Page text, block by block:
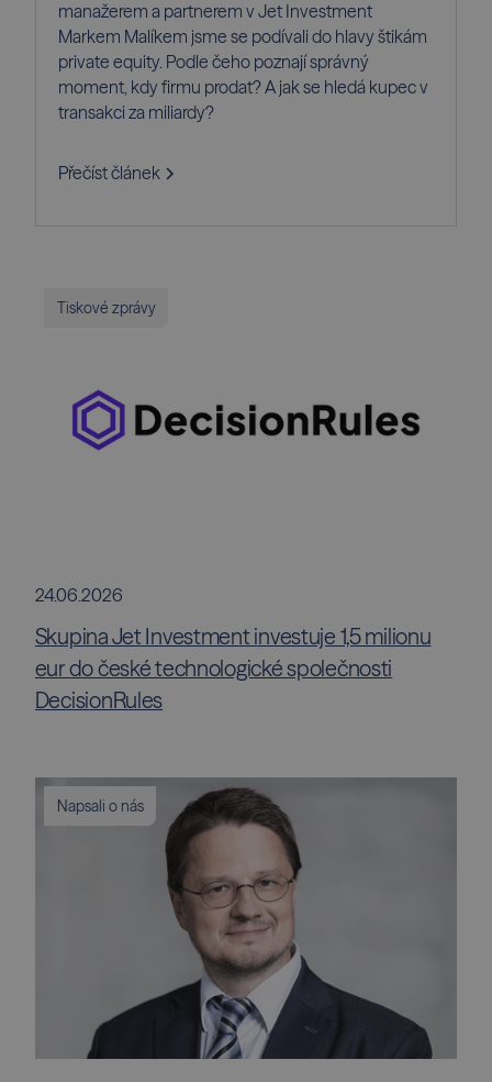
manažerem a partnerem v Jet Investment
Markem Malíkem jsme se podívali do hlavy štikám
private equity. Podle čeho poznají správný
moment, kdy firmu prodat? A jak se hledá kupec v
transakci za miliardy?
Přečíst článek
Tiskové zprávy
24.06.2026
Skupina Jet Investment investuje 1,5 milionu
eur do české technologické společnosti
DecisionRules
Napsali o nás